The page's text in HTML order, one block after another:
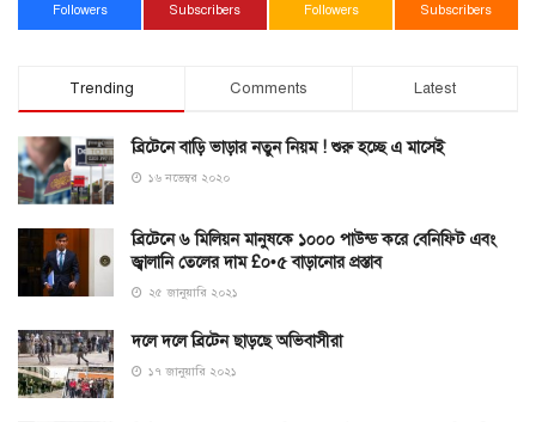
Followers Subscribers Followers Subscribers
Trending Comments Latest
ব্রিটেনে বাড়ি ভাড়ার নতুন নিয়ম ! শুরু হচ্ছে এ মাসেই
১৬ নভেম্বর ২০২০
ব্রিটেনে ৬ মিলিয়ন মানুষকে ১০০০ পাউন্ড করে বেনিফিট এবং
জ্বালানি তেলের দাম £০•৫ বাড়ানোর প্রস্তাব
২৫ জানুয়ারি ২০২১
দলে দলে ব্রিটেন ছাড়ছে অভিবাসীরা
১৭ জানুয়ারি ২০২১